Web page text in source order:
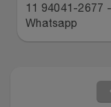
Perfumaria
Portal Das Malas
11 94041-2677
Whatsapp